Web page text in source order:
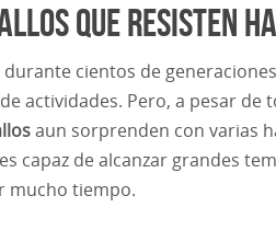
que resisten
durante cientos de
actividades. Pero, a pesar
aun sorprenden con varias
capaz de alcanzar grandes
mucho tiempo.